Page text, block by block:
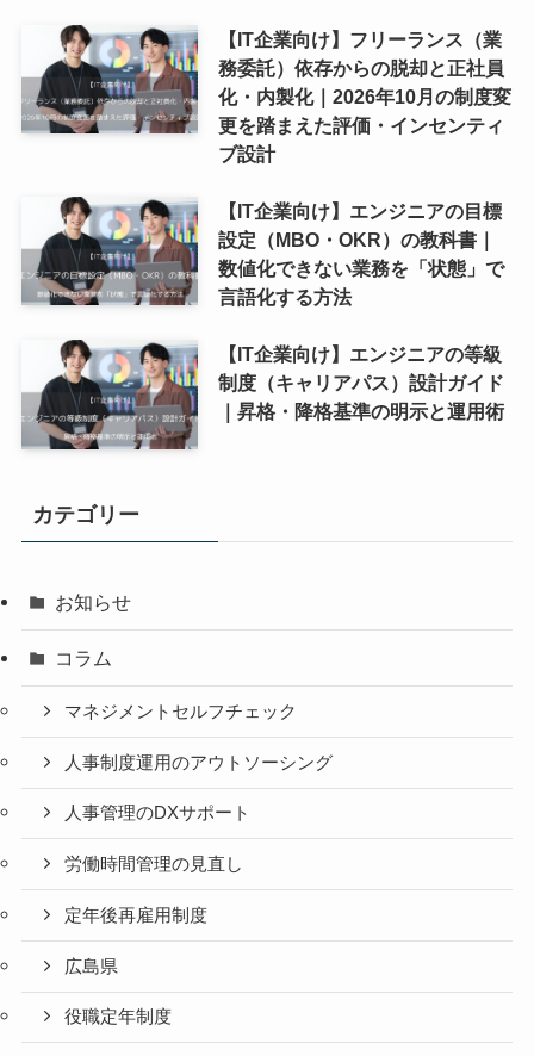
【IT企業向け】フリーランス（業
務委託）依存からの脱却と正社員
化・内製化｜2026年10月の制度変
更を踏まえた評価・インセンティ
ブ設計
【IT企業向け】エンジニアの目標
設定（MBO・OKR）の教科書｜
数値化できない業務を「状態」で
言語化する方法
【IT企業向け】エンジニアの等級
制度（キャリアパス）設計ガイド
｜昇格・降格基準の明示と運用術
カテゴリー
お知らせ
コラム
マネジメントセルフチェック
人事制度運用のアウトソーシング
人事管理のDXサポート
労働時間管理の見直し
定年後再雇用制度
広島県
役職定年制度